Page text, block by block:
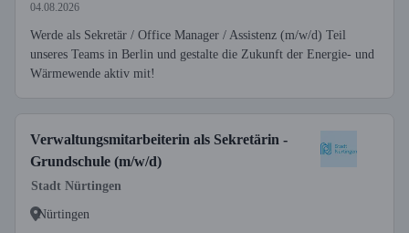
04.08.2026
Werde als Sekretär / Office Manager / Assistenz (m/w/d) Teil
unseres Teams in Berlin und gestalte die Zukunft der Energie- und
Wärmewende aktiv mit!
Verwaltungsmitarbeiterin als Sekretärin -
Grundschule (m/w/d)
Stadt Nürtingen
Nürtingen